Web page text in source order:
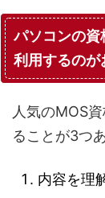
パソコンの資
利用するのが
人気のMOS
ることが3つ
内容を理